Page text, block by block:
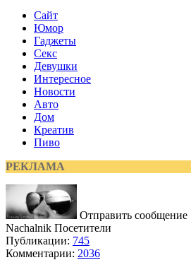
Сайт
Юмор
Гаджеты
Секс
Девушки
Интересное
Новости
Авто
Дом
Креатив
Пиво
РЕКЛАМА
Отправить сообщение
Nachalnik Посетители
Публикации: 745
Комментарии: 2036